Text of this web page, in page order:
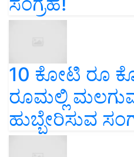
10 ಕೋಟಿ ರೂ
ರೂಮಲ್ಲಿ
ಹುಬ್ಬೇರಿಸುವ